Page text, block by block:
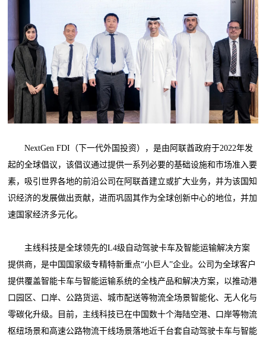
NextGen FDI（下一代外国投资），是由阿联酋政府于2022年发
起的全球倡议，该倡议通过提供一系列必要的基础设施和市场准入要
素，吸引世界各地的前沿公司在阿联酋建立或扩大业务，并为该国知
识经济的发展做出贡献，进而巩固其作为全球创新中心的地位，并加
速国家经济多元化。
主线科技是全球领先的L4级自动驾驶卡车及智能运输解决方案
提供商，是中国国家级专精特新重点“小巨人”企业。公司为全球客户
提供覆盖智能卡车与智能运输系统的全栈产品和解决方案，以推动港
口园区、口岸、公路货运、城市配送等物流全场景智能化、无人化与
零碳化升级。目前，主线科技已在中国数十个海陆空港、口岸等物流
枢纽场景和高速公路物流干线场景落地近千台套自动驾驶卡车与智能